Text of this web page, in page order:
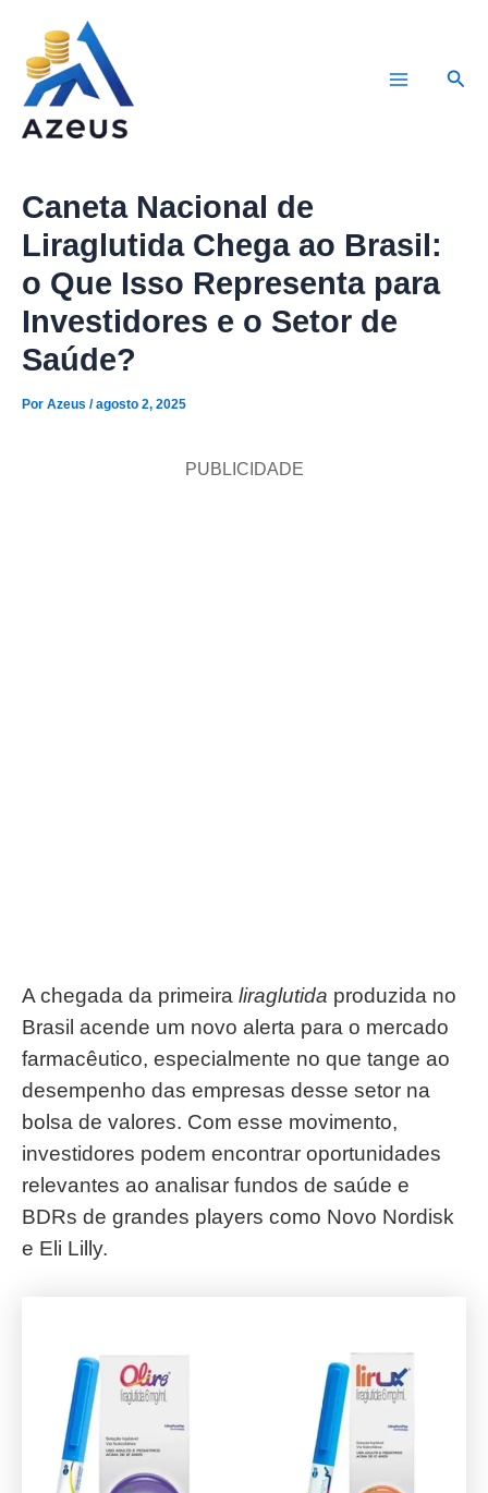
conteúdo
Caneta Nacional de
Liraglutida Chega ao Brasil:
o Que Isso Representa para
Investidores e o Setor de
Saúde?
Por Azeus /agosto 2, 2025
PUBLICIDADE
A chegada da primeira liraglutida produzida no
Brasil acende um novo alerta para o mercado
farmacêutico, especialmente no que tange ao
desempenho das empresas desse setor na
bolsa de valores. Com esse movimento,
investidores podem encontrar oportunidades
relevantes ao analisar fundos de saúde e
BDRs de grandes players como Novo Nordisk
e Eli Lilly.